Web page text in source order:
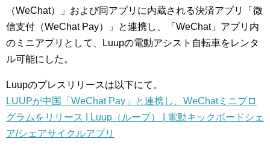
（WeChat）」および同アプリに内蔵される決済アプリ「微
信支付（WeChat Pay）」と連携し、「WeChat」アプリ内
のミニアプリとして、Luupの電動アシスト自転車をレンタ
ル可能にした。
Luupのプレスリリースは以下にて。
LUUPが中国「WeChat Pay」と連携し、WeChatミニプロ
グラムをリリース | Luup（ループ） | 電動キックボードシェ
ア/シェアサイクルアプリ